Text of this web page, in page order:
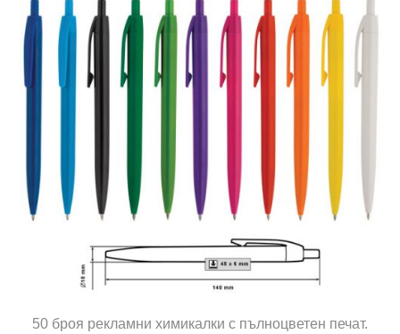
50 броя рекламни химикалки с пълноцветен печат.